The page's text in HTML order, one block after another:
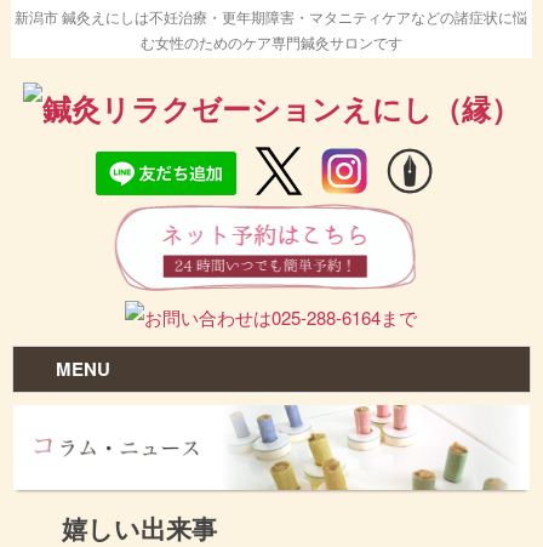
新潟市 鍼灸えにしは不妊治療・更年期障害・マタニティケアなどの諸症状に悩
む女性のためのケア専門鍼灸サロンです
MENU
嬉しい出来事